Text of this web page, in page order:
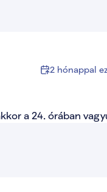
2 hónappal
a 24. órában